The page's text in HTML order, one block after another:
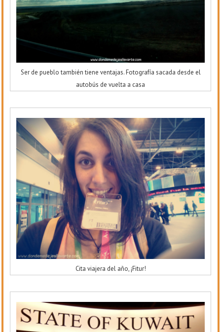
Ser de pueblo también tiene ventajas. Fotografía sacada desde el
autobús de vuelta a casa
Cita viajera del año, ¡Fitur!